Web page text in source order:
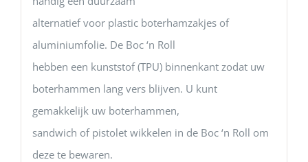
alternatief voor plastic boterhamzakjes of
aluminiumfolie. De Boc ‘n Roll
hebben een kunststof (TPU) binnenkant zodat uw
boterhammen lang vers blijven. U kunt
gemakkelijk uw boterhammen,
sandwich of pistolet wikkelen in de Boc ‘n Roll om
deze te bewaren.